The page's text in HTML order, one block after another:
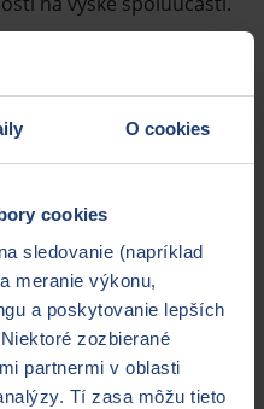
O cookies
cookies
sledovanie (napríklad
meranie výkonu,
a poskytovanie lepších
zozbierané
partnermi v oblasti
Tí zasa môžu tieto
risk (havária, živel,
krádež)
Európa